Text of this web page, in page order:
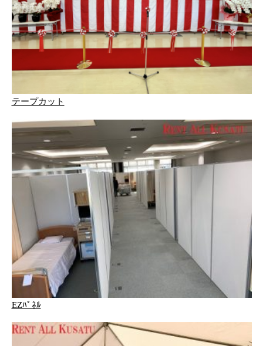
テープカット
EZﾊﾟﾈﾙ